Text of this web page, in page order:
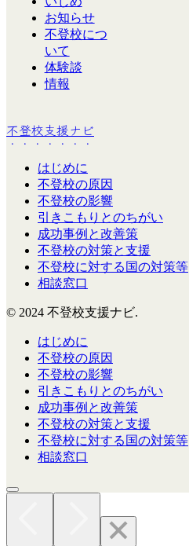
お知らせ
不登校につ
いて
体験談
情報
不登校支援ナビ
はじめに
不登校の原因
不登校の影響
引きこもりとのちがい
成功事例と改善策
不登校の対策と支援
不登校に対する国の対策等
相談窓口
© 2024 不登校支援ナビ.
はじめに
不登校の原因
不登校の影響
引きこもりとのちがい
成功事例と改善策
不登校の対策と支援
不登校に対する国の対策等
相談窓口